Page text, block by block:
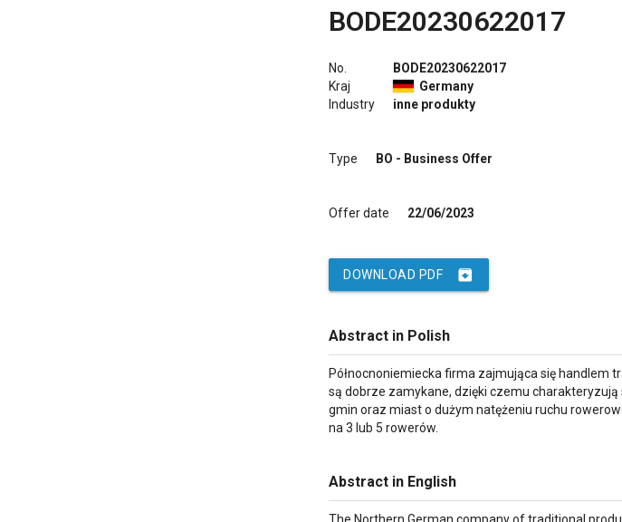
BODE20230622017
No.
Kraj
Industry
BODE20230622017
Germany
inne produkty
Type BO - Business Offer
Offer date 22/06/2023
archive
DOWNLOAD PDF
Abstract in Polish
Północnoniemiecka firma zajmująca się handlem
są dobrze zamykane, dzięki czemu
gmin oraz miast o dużym natężeniu ruchu
na 3 lub 5 rowerów.
Abstract in English